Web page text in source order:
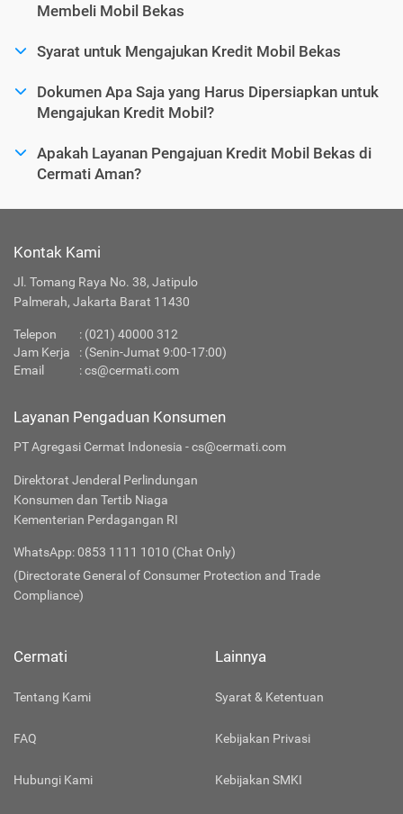
Membeli Mobil Bekas
Syarat untuk Mengajukan Kredit Mobil Bekas
Dokumen Apa Saja yang Harus Dipersiapkan untuk
Mengajukan Kredit Mobil?
Apakah Layanan Pengajuan Kredit Mobil Bekas di
Cermati Aman?
Kontak Kami
Jl. Tomang Raya No. 38, Jatipulo
Palmerah, Jakarta Barat 11430
Telepon : (021) 40000 312
Jam Kerja
: (Senin-Jumat 9:00-17:00)
Email
:cs@cermati.com
Layanan Pengaduan Konsumen
PT Agregasi Cermat Indonesia - cs@cermati.com
Direktorat Jenderal Perlindungan
Konsumen dan Tertib Niaga
Kementerian Perdagangan RI
WhatsApp: 0853 1111 1010 (Chat Only)
(Directorate General of Consumer Protection and Trade
Compliance)
Cermati
Tentang Kami
FAQ
Hubungi Kami
Lainnya
Syarat & Ketentuan
Kebijakan Privasi
Kebijakan SMKI